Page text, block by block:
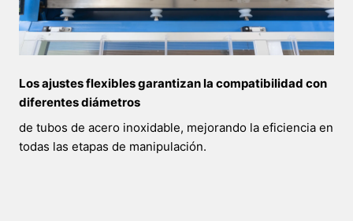
Los ajustes flexibles garantizan la compatibilidad con
diferentes diámetros
de tubos de acero inoxidable, mejorando la eficiencia en
todas las etapas de manipulación.